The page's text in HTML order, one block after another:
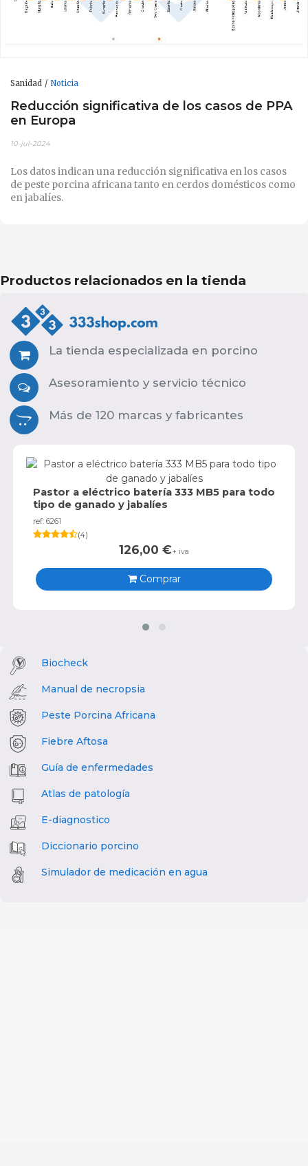
Sanidad Noticia
Reducción significativa de los casos de PPA
en Europa
10-jul-2024
Los datos indican una reducción significativa en los casos
de peste porcina africana tanto en cerdos domésticos como
en jabalíes.
Productos relacionados en la tienda
La tienda especializada en porcino
Asesoramiento y servicio técnico
Más de 120 marcas y fabricantes
Pastor a eléctrico batería 333 MB5 para todo
tipo de ganado y jabalíes
ref: 6261
(4)
126,00 €+ iva
Comprar
Biocheck
Manual de necropsia
Peste Porcina Africana
Fiebre Aftosa
Guía de enfermedades
Atlas de patología
E-diagnostico
Diccionario porcino
Simulador de medicación en agua